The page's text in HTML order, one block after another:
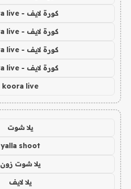
كورة لايف - koora live
كورة لايف - koora live
كورة لايف - koora live
كورة لايف - koora live
koora live
يلا شوت
yalla shoot
يلا شوت زون
يلا لايف